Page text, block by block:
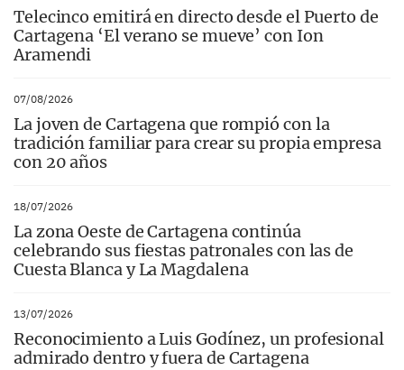
Telecinco emitirá en directo desde el Puerto de
Cartagena ‘El verano se mueve’ con Ion
Aramendi
07/08/2026
La joven de Cartagena que rompió con la
tradición familiar para crear su propia empresa
con 20 años
18/07/2026
La zona Oeste de Cartagena continúa
celebrando sus fiestas patronales con las de
Cuesta Blanca y La Magdalena
13/07/2026
Reconocimiento a Luis Godínez, un profesional
admirado dentro y fuera de Cartagena